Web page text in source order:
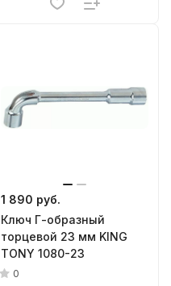
1 890 руб.
Ключ Г-образный
торцевой 23 мм KING
TONY 1080-23
0